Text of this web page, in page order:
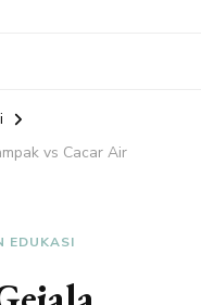
vs Cacar Air
EDUKASI